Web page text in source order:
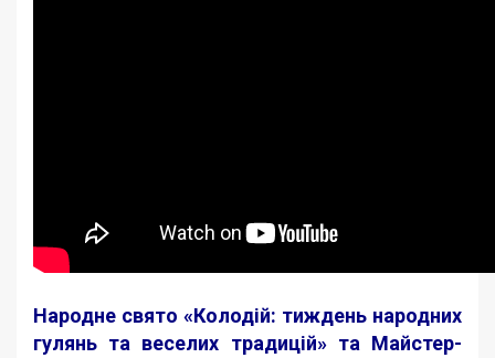
Народне свято «Колодій: тиждень народних
гулянь та веселих традицій» та Майстер-